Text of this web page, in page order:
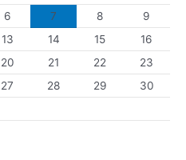
6 7 8
9
13 14 15
16
20 21 22
23
27 28 29
30